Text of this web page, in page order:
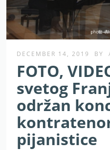
DECEMBER 14, 2019 BY
FOTO,
svetog
održan
pijanistice